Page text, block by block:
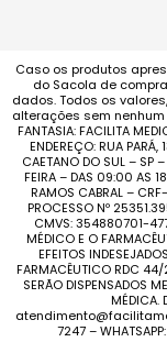
Caso os produtos
do Sacola de
dados. Todos os
alterações sem nenhum
FANTASIA: FACILITA
ENDEREÇO: RUA
CAETANO DO SUL – SP
FEIRA – DAS 09:00 AS
RAMOS CABRAL –
PROCESSO Nº
CMVS: 354880701-
MÉDICO E O
EFEITOS
FARMACÊUTICO RDC
SERÃO DISPENSADOS
MÉDICA.
7247 –